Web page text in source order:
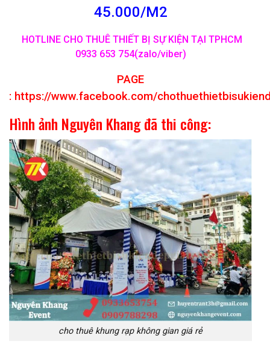
45.000/M2
HOTLINE CHO THUÊ THIẾT BỊ SỰ KIỆN TẠI TPHCM
0933 653 754(zalo/viber)
PAGE
: https://www.facebook.com/
Hình ảnh Nguyên Khang đã thi công:
cho thuê khung rạp không gian giá rẻ